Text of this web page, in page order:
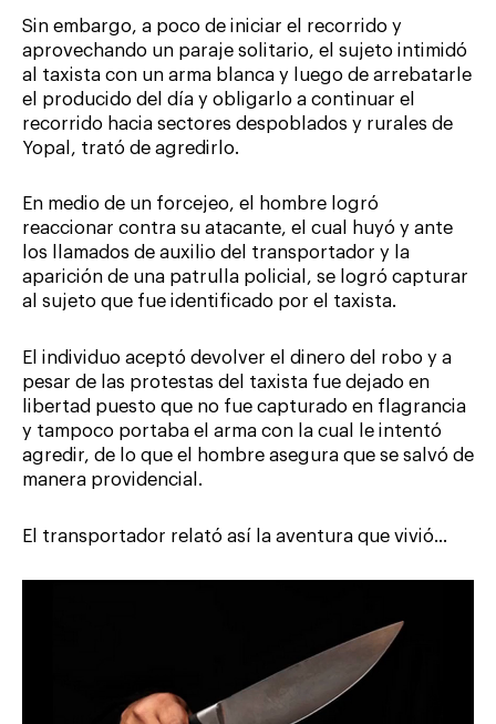
Sin embargo, a poco de iniciar el recorrido y
aprovechando un paraje solitario, el sujeto intimidó
al taxista con un arma blanca y luego de arrebatarle
el producido del día y obligarlo a continuar el
recorrido hacia sectores despoblados y rurales de
Yopal, trató de agredirlo.
En medio de un forcejeo, el hombre logró
reaccionar contra su atacante, el cual huyó y ante
los llamados de auxilio del transportador y la
aparición de una patrulla policial, se logró capturar
al sujeto que fue identificado por el taxista.
El individuo aceptó devolver el dinero del robo y a
pesar de las protestas del taxista fue dejado en
libertad puesto que no fue capturado en flagrancia
y tampoco portaba el arma con la cual le intentó
agredir, de lo que el hombre asegura que se salvó de
manera providencial.
El transportador relató así la aventura que vivió…